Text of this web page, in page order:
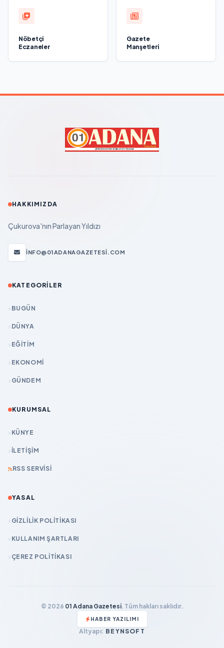
Nöbetçi
Eczaneler
Gazete
Manşetleri
HAKKIMIZDA
Çukurova'nın Parlayan Yıldızı
INFO@01ADANAGAZETESI.COM
KATEGORILER
BUGÜN
DÜNYA
EĞİTİM
EKONOMİ
GÜNDEM
KURUMSAL
KÜNYE
İLETIŞIM
RSS SERVISI
YASAL
GIZLILIK POLITIKASI
KULLANIM ŞARTLARI
ÇEREZ POLITIKASI
© 2026 01 Adana Gazetesi. Tüm hakları saklıdır.
HABER YAZILIMI
Altyapı: BEYNSOFT